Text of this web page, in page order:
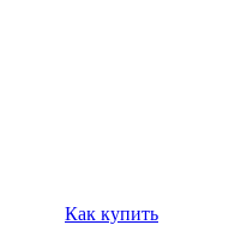
Как купить